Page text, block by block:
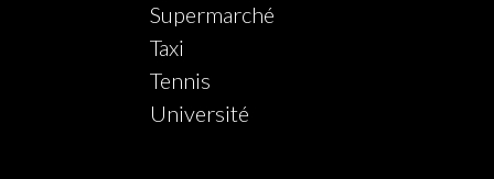
Supermarché
Taxi
Tennis
Université